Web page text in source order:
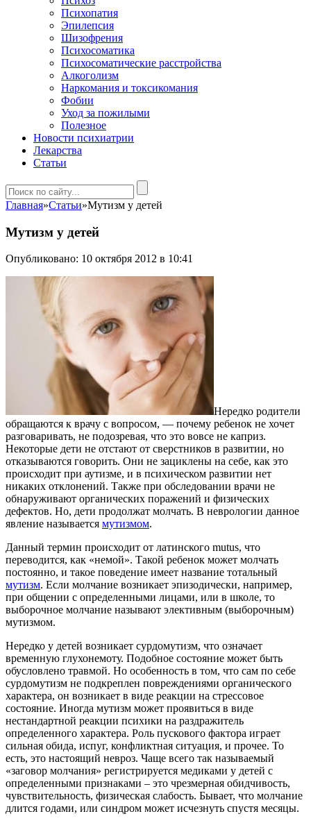
Психопатия
Эпилепсия
Шизофрения
Психосоматика
Психосоматические расстройства
Алкоголизм
Наркомания и токсикомания
Фобии
Уход за пожилыми
Полезное
Новости психиатрии
Лекарства
Статьи
Главная»Статьи»Мутизм у детей
Мутизм у детей
Опубликовано: 10 октября 2012 в 10:41
Нередко родители
обращаются к врачу с вопросом, — почему ребенок не хочет
разговаривать, не подозревая, что это вовсе не каприз.
Некоторые дети не отстают от сверстников в развитии, но
отказываются говорить. Они не зациклены на себе, как это
происходит при аутизме, и в психическом развитии нет
никаких отклонений. Также при обследовании врачи не
обнаруживают органических поражений и физических
дефектов. Но, дети продолжат молчать. В неврологии данное
явление называется мутизмом.
Данный термин происходит от латинского mutus, что
переводится, как «немой». Такой ребенок может молчать
постоянно, и такое поведение имеет название тотальный
мутизм. Если молчание возникает эпизодически, например,
при общении с определенными лицами, или в школе, то
выборочное молчание называют элективным (выборочным)
мутизмом.
Нередко у детей возникает сурдомутизм, что означает
временную глухонемоту. Подобное состояние может быть
обусловлено травмой. Но особенность в том, что сам по себе
сурдомутизм не подкреплен повреждениями органического
характера, он возникает в виде реакции на стрессовое
состояние. Иногда мутизм может проявиться в виде
нестандартной реакции психики на раздражитель
определенного характера. Роль пускового фактора играет
сильная обида, испуг, конфликтная ситуация, и прочее. То
есть, это настоящий невроз. Чаще всего так называемый
«заговор молчания» регистрируется медиками у детей с
определенными признаками – это чрезмерная обидчивость,
чувствительность, физическая слабость. Бывает, что молчание
длится годами, или синдром может исчезнуть спустя месяцы.